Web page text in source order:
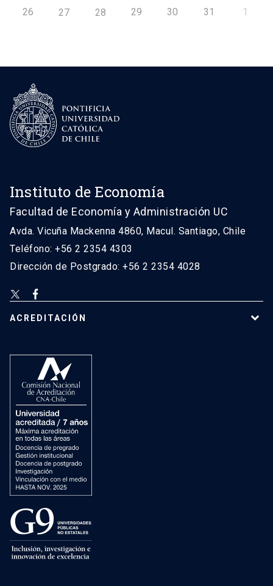
26 27 28 29 30 31 1
Instituto de Economía
Facultad de Economía y Administración UC
Avda. Vicuña Mackenna 4860, Macul. Santiago, Chile
Teléfono: +56 2 2354 4303
Dirección de Postgrado: +56 2 2354 4028
ACREDITACIÓN